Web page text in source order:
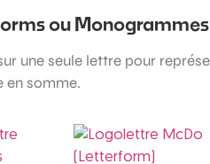
ou
une seule lettre pour
en somme.